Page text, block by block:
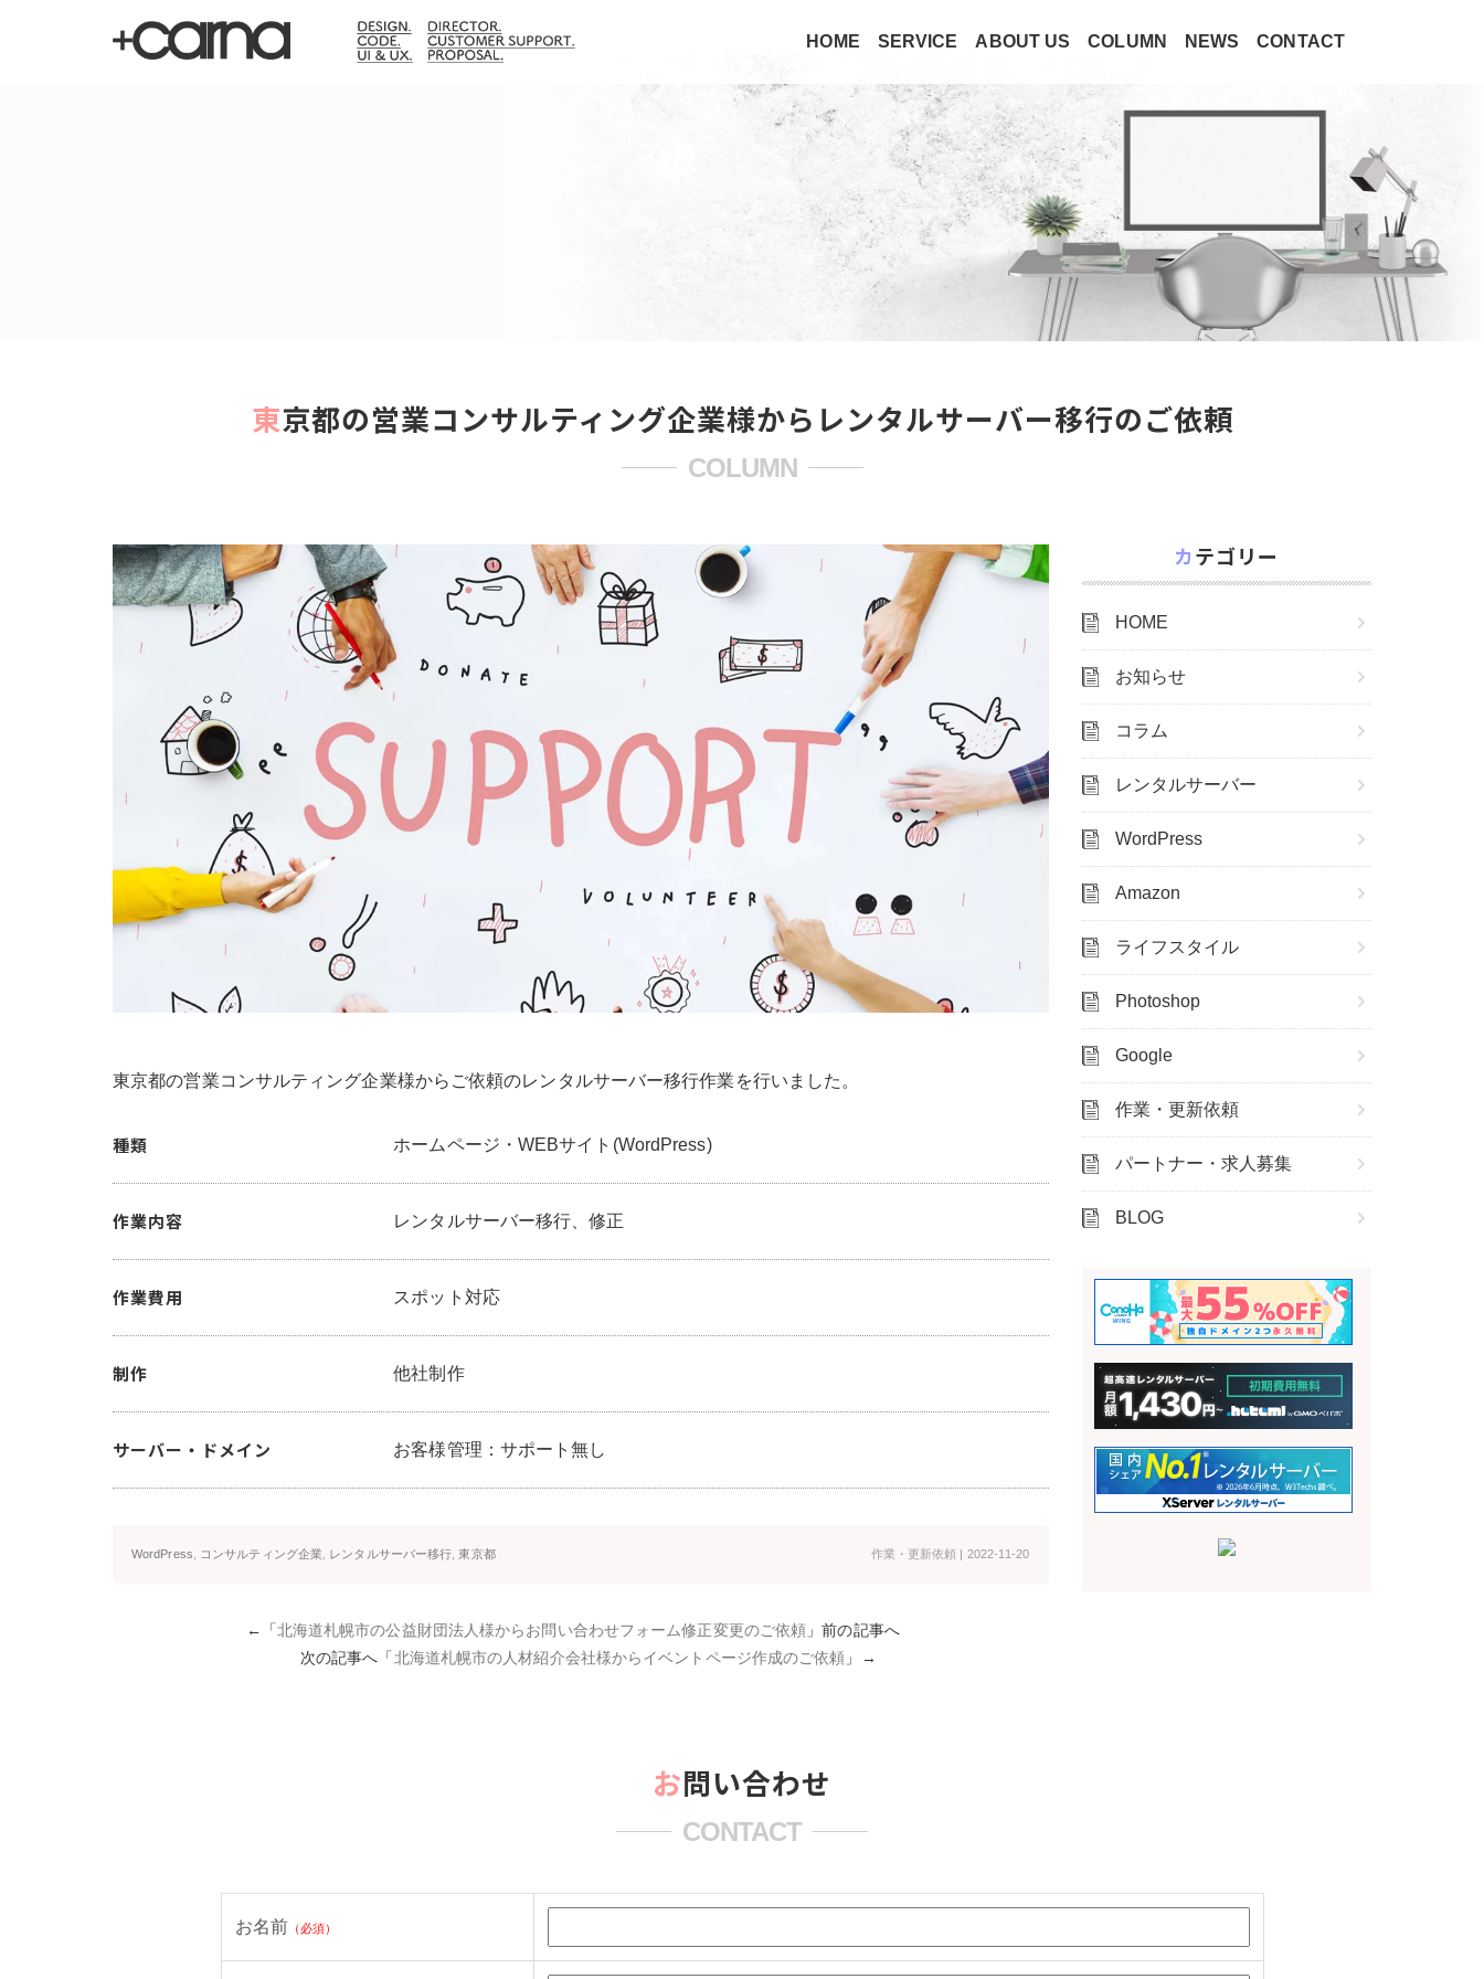
HOME SERVICE ABOUT US COLUMN NEWS CONTACT
東京都の営業コンサルティング企業様からレンタルサーバー移行のご依頼
COLUMN
東京都の営業コンサルティング企業様からご依頼のレンタルサーバー移行作業を行いました。
種類 ホームページ・WEBサイト(WordPress)
作業内容 レンタルサーバー移行、修正
作業費用 スポット対応
制作 他社制作
サーバー・ドメイン お客様管理：サポート無し
WordPress コンサルティング企業 レンタルサーバー移行 ,東京都 作業・更新依頼 | 2022-11-20
←「北海道札幌市の公益財団法人様からお問い合わせフォーム修正変更のご依頼 」前の記事へ
次の記事へ「北海道札幌市の人材紹介会社様からイベントページ作成のご依頼 」→
カテゴリー
HOME
お知らせ
コラム
レンタルサーバー
WordPress
Amazon
ライフスタイル
Photoshop
Google
作業・更新依頼
パートナー・求人募集
BLOG
お問い合わせ
CONTACT
お名前 （必須）